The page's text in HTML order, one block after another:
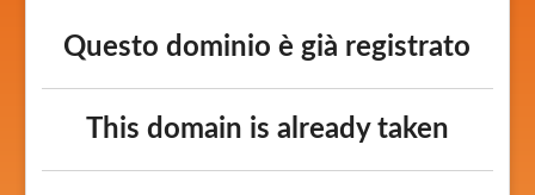
Questo dominio è già registrato
This domain is already taken